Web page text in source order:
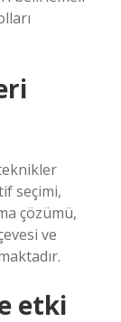
seçimi,
çözümü,
ve
etki